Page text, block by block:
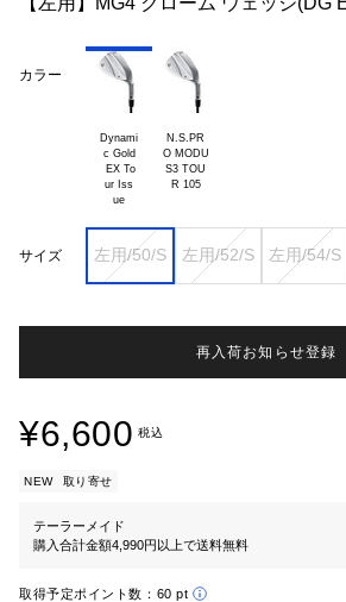
カラー
Dynami
c Gold
ur Iss
N.S.PR
O MODU
S3 TOU
R 105
サイズ 左用/50/S 左用/52/S 左用/54/S
再入荷お知らせ登録
¥6,600 税込
NEW 取り寄せ
テーラーメイド
購入合計金額4,990円以上で送料無料
取得予定ポイント数： 60 pt